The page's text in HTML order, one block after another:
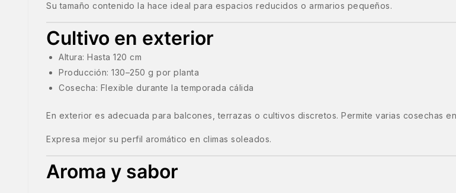
Su tamaño contenido la hace ideal para espacios reducidos o armarios pequeños.
Cultivo en exterior
Altura: Hasta 120 cm
Producción: 130–250 g por planta
Cosecha: Flexible durante la temporada cálida
En exterior es adecuada para balcones, terrazas o cultivos discretos. Permite varias cosechas
Expresa mejor su perfil aromático en climas soleados.
Aroma y sabor